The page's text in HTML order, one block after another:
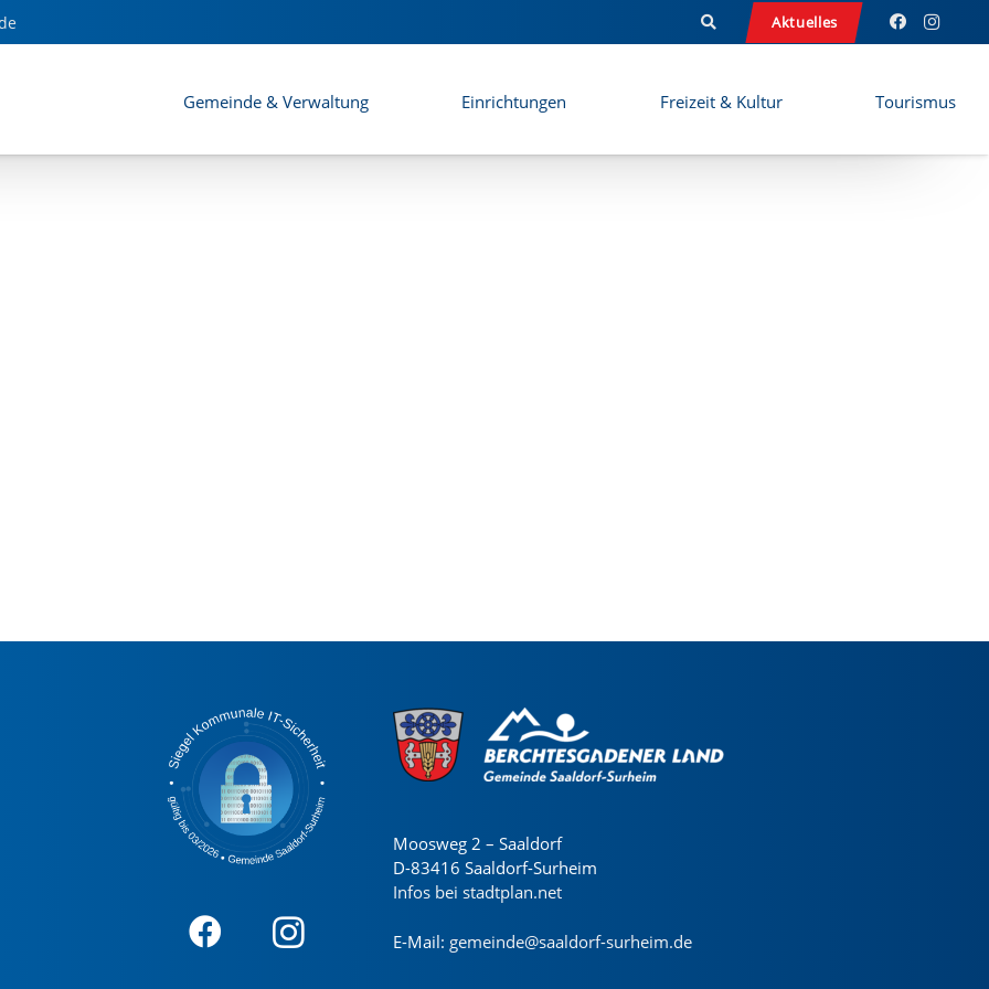
Aktuelles
Gemeinde & Verwaltung Einrichtungen Freizeit & Kultur Tourismus
- Satzung
Moosweg 2 – Saaldorf
D-83416 Saaldorf-Surheim
Infos bei stadtplan.net
E-Mail: gemeinde@saaldorf-surheim.de